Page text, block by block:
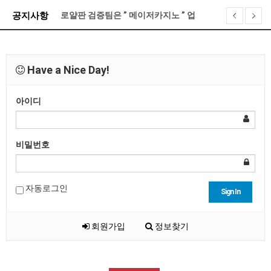
공지사항
로얄판 검증팀은 ” 메이저카지노 ” 업체를 이렇게 선정…
로얄판 접속 불가 현상 대처 방법 안내
제휴문의 금지안내
Have a Nice Day!
아이디
비밀번호
자동로그인 Sign In
회원가입 정보찾기